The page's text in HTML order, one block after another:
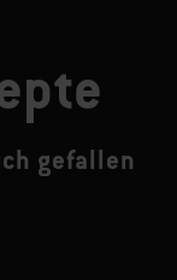
gefallen